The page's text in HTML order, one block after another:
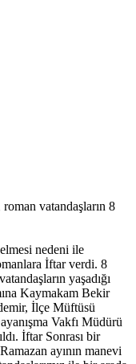
vatandaşların 8
nedeni ile
İftar verdi. 8
yaşadığı
Kaymakam Bekir
İlçe Müftüsü
Vakfı Müdürü
İftar Sonrası bir
ayının manevi